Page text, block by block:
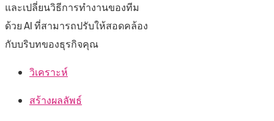
และเปลี่ยนวิธีการทำงานของทีม
ด้วย AI ที่สามารถปรับให้สอดคล้อง
กับบริบทของธุรกิจคุณ
วิเคราะห์
สร้างผลลัพธ์